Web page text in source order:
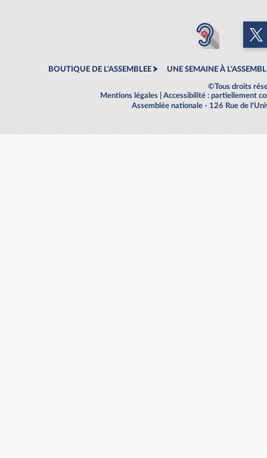
BOUTIQUE DE L'ASSEMBLEE UNE SEMAINE À
©Tous droits
Mentions légales
Accessibilité : partiellement
Assemblée nationale - 126 Rue de